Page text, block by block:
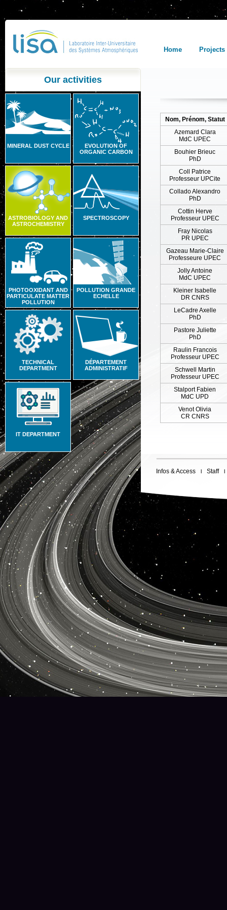
Home Projects
Our activities
MINERAL DUST CYCLE
EVOLUTION OF
ORGANIC CARBON
ASTROBIOLOGY AND
ASTROCHEMISTRY
SPECTROSCOPY
PHOTOOXIDANT AND
PARTICULATE MATTER
POLLUTION
POLLUTION GRANDE
ECHELLE
TECHNICAL
DEPARTMENT
DÉPARTEMENT
ADMINISTRATIF
IT DEPARTMENT
Nom, Prénom, Statut
Azemard Clara
MdC UPEC
Bouhier Brieuc
PhD
Coll Patrice
Professeur UPCite
Collado Alexandro
PhD
Cottin Herve
Professeur UPEC
Fray Nicolas
PR UPEC
Gazeau Marie-Claire
Professeure UPEC
Jolly Antoine
MdC UPEC
Kleiner Isabelle
DR CNRS
LeCadre Axelle
PhD
Pastore Juliette
PhD
Raulin Francois
Professeur UPEC
Schwell Martin
Professeur UPEC
Stalport Fabien
MdC UPD
Venot Olivia
CR CNRS
Infos & Access Staff